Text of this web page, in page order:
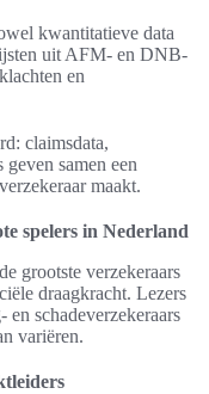
kwantitatieve data
uit AFM- en DNB-
en
claimsdata,
samen een
maakt.
spelers in Nederland
grootste verzekeraars
draagkracht. Lezers
schadeverzekeraars
variëren.